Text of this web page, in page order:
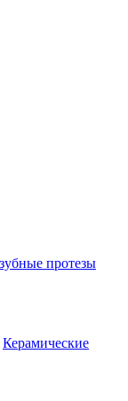
протезы
Керамические